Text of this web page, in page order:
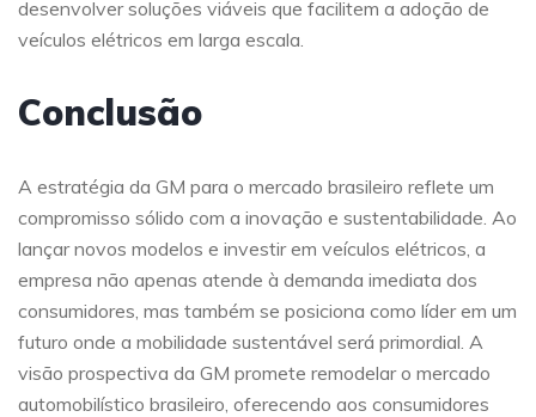
desenvolver soluções viáveis que facilitem a adoção de
veículos elétricos em larga escala.
Conclusão
A estratégia da GM para o mercado brasileiro reflete um
compromisso sólido com a inovação e sustentabilidade. Ao
lançar novos modelos e investir em veículos elétricos, a
empresa não apenas atende à demanda imediata dos
consumidores, mas também se posiciona como líder em um
futuro onde a mobilidade sustentável será primordial. A
visão prospectiva da GM promete remodelar o mercado
automobilístico brasileiro, oferecendo aos consumidores